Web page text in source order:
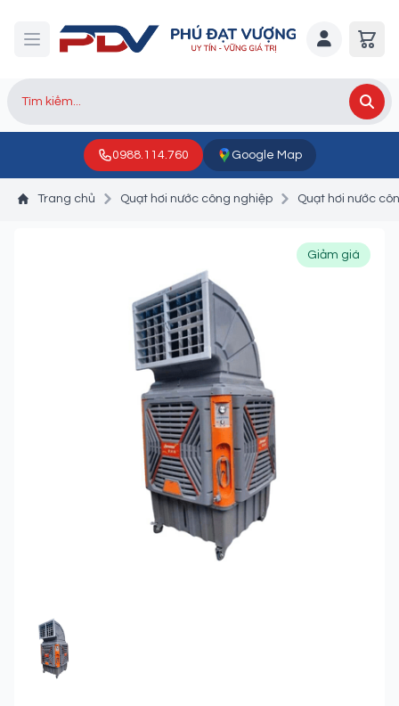
0988.114.760 Google Map
Trang chủ Quạt hơi nước công nghiệp Quạt hơi nước
FEATURED IMAGE
Giảm giá